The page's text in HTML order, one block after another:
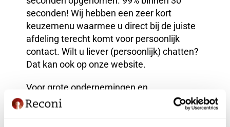
seconden! Wij hebben een zeer kort
keuzemenu waarmee u direct bij de juiste
afdeling terecht komt voor persoonlijk
contact. Wilt u liever (persoonlijk) chatten?
Dat kan ook op onze website.
Voor grote ondernemingen en
intermediairs hebben wij een Consultancy